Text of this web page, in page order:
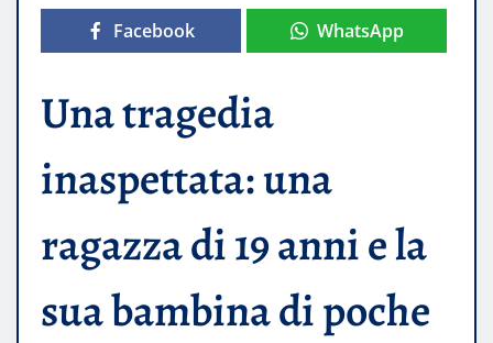
Facebook WhatsApp
Una tragedia
inaspettata: una
ragazza di 19 anni e la
sua bambina di poche